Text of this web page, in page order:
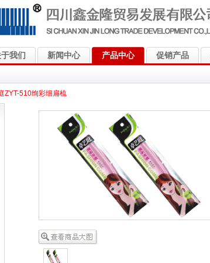
我们 新闻中心 产品中心 促销产品
ZYT-510绚彩细扁梳